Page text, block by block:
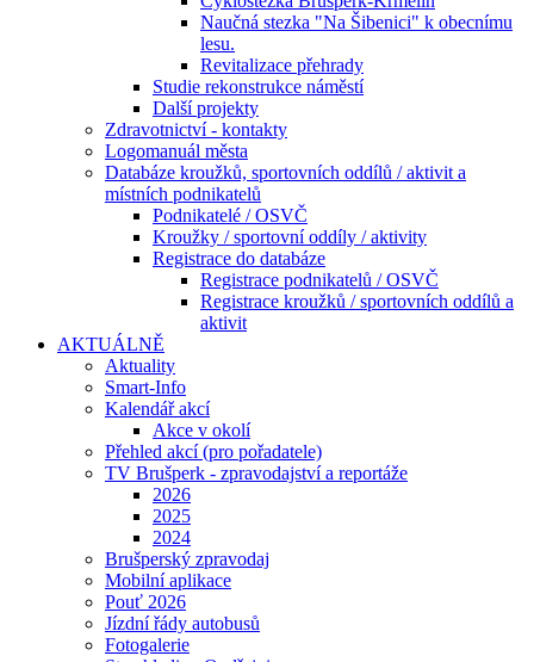
Naučná stezka "Na Šibenici" k obecnímu
lesu.
Revitalizace přehrady
Studie rekonstrukce náměstí
Další projekty
Zdravotnictví - kontakty
Logomanuál města
Databáze kroužků, sportovních oddílů / aktivit a
místních podnikatelů
Podnikatelé / OSVČ
Kroužky / sportovní oddíly / aktivity
Registrace do databáze
Registrace podnikatelů / OSVČ
Registrace kroužků / sportovních oddílů a
aktivit
AKTUÁLNĚ
Aktuality
Smart-Info
Kalendář akcí
Akce v okolí
Přehled akcí (pro pořadatele)
TV Brušperk - zpravodajství a reportáže
2026
2025
2024
Brušperský zpravodaj
Mobilní aplikace
Pouť 2026
Jízdní řády autobusů
Fotogalerie